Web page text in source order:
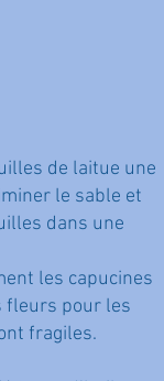
de laitue une
le sable et
dans une
les capucines
fleurs pour les
fragiles.